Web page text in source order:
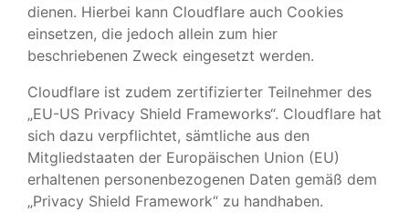
dienen. Hierbei kann Cloudflare auch Cookies
einsetzen, die jedoch allein zum hier
beschriebenen Zweck eingesetzt werden.
Cloudflare ist zudem zertifizierter Teilnehmer des
„EU-US Privacy Shield Frameworks“. Cloudflare hat
sich dazu verpflichtet, sämtliche aus den
Mitgliedstaaten der Europäischen Union (EU)
erhaltenen personenbezogenen Daten gemäß dem
„Privacy Shield Framework“ zu handhaben.